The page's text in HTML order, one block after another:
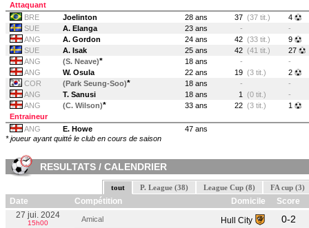
Attaquant
BRE
Joelinton 28 ans 37 (37 tit.)
4
SUE
A. Elanga 23 ans -
-
ANG
A. Gordon 24 ans 42 (33 tit.)
9
SUE
A. Isak 25 ans 42 (41 tit.)
27
ANG
(S. Neave)* 18 ans -
-
ANG
W. Osula 22 ans 19 (3 tit.)
2
COR
(Park Seung-Soo)* 18 ans -
-
ANG
T. Sanusi 18 ans 1 (0 tit.)
-
ANG
(C. Wilson)* 33 ans 22 (3 tit.)
1
Entraineur
ANG
E. Howe
47 ans
* joueur ayant quitté le club en cours de saison
RESULTATS / CALENDRIER
tout P. League (38) League Cup (8) FA cup (3)
Date Compétition Domicile
Score
27 jui. 2024
15h00 Amical Hull City 0-2